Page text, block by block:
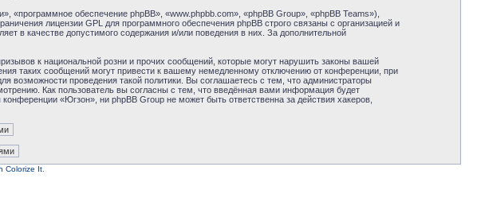
обеспечение phpBB», «www.phpbb.com», «phpBB Group», «phpBB Teams»),
лицензии GPL для программного обеспечения phpBB строго связаны с организацией и
в качестве допустимого содержания и/или поведения в них. За дополнительной
к национальной розни и прочих сообщений, которые могут нарушить законы вашей
таких сообщений могут привести к вашему немедленному отключению от конференции, при
возможности проведения такой политики. Вы соглашаетесь с тем, что администраторы
Как пользователь вы согласны с тем, что введённая вами информация будет
«Югзон», ни phpBB Group не может быть ответственна за действия хакеров,
Colorize It.